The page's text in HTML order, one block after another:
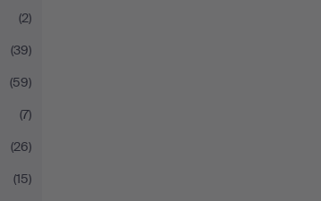
(2)
(39)
(59)
(7)
(26)
(15)